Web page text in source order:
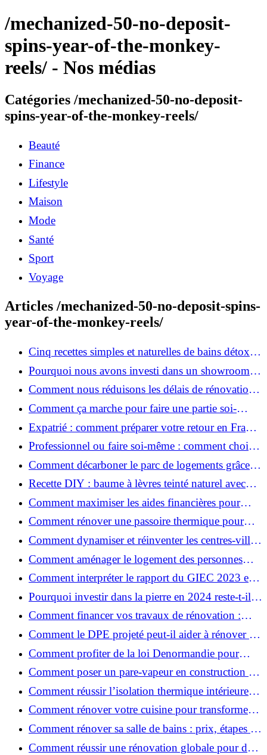
/mechanized-50-no-deposit-
spins-year-of-the-monkey-
reels/ - Nos médias
Catégories /mechanized-50-no-deposit-
spins-year-of-the-monkey-reels/
Beauté
Finance
Lifestyle
Maison
Mode
Santé
Sport
Voyage
Articles /mechanized-50-no-deposit-spins-
year-of-the-monkey-reels/
Cinq recettes simples et naturelles de bains détox
maison
Pourquoi nous avons investi dans un showroom-
atelier et ce que cela apporte aux clients
Comment nous réduisons les délais de rénovation à
3 mois au lieu de 6?
Comment ça marche pour faire une partie soi-
même et nous confier le reste ?
Expatrié : comment préparer votre retour en France
et rénover votre bien à distance ?
Professionnel ou faire soi-même : comment choisir
pour votre rénovation ?
Comment décarboner le parc de logements grâce à
la rénovation énergétique ?
Recette DIY : baume à lèvres teinté naturel avec
SPF
Comment maximiser les aides financières pour
votre rénovation ?
Comment rénover une passoire thermique pour
une maison durable ?
Comment dynamiser et réinventer les centres-villes
avec Action Cœur de Ville ?
Comment aménager le logement des personnes
âgées et obtenir des aides financières ?
Comment interpréter le rapport du GIEC 2023 et
en retenir l'essentiel ?
Pourquoi investir dans la pierre en 2024 reste-t-il
un choix sûr ?
Comment financer vos travaux de rénovation :
aides, prêts et solutions pratiques ?
Comment le DPE projeté peut-il aider à rénover et
valoriser votre bien ?
Comment profiter de la loi Denormandie pour
investir dans l'ancien et défiscaliser ?
Comment poser un pare-vapeur en construction et
rénovation : rôle et erreurs à éviter?
Comment réussir l’isolation thermique intérieure
pour une maison économe en énergie ?
Comment rénover votre cuisine pour transformer
votre espace de vie ?
Comment rénover sa salle de bains : prix, étapes et
astuces ?
Comment réussir une rénovation globale pour des